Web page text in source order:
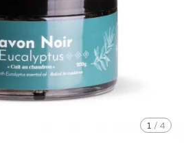
1 / 4